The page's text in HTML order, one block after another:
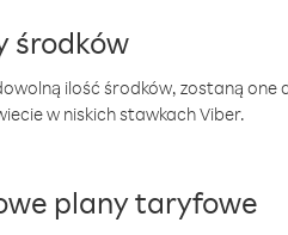
środków
ilość środków, zostaną
w niskich stawkach Viber.
plany taryfowe